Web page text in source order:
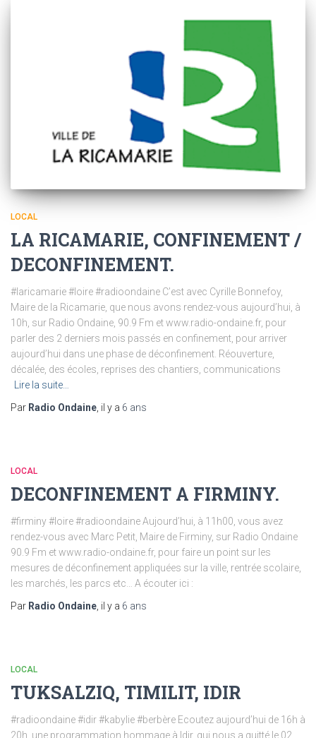
LOCAL
LA RICAMARIE, CONFINEMENT /
DECONFINEMENT.
#laricamarie #loire #radioondaine C’est avec Cyrille Bonnefoy,
Maire de la Ricamarie, que nous avons rendez-vous aujourd’hui, à
10h, sur Radio Ondaine, 90.9 Fm et www.radio-ondaine.fr, pour
parler des 2 derniers mois passés en confinement, pour arriver
aujourd’hui dans une phase de déconfinement. Réouverture,
décalée, des écoles, reprises des chantiers, communications
Lire la suite…
Par Radio Ondaine , il y a 6 ans
LOCAL
DECONFINEMENT A FIRMINY.
#firminy #loire #radioondaine Aujourd’hui, à 11h00, vous avez
rendez-vous avec Marc Petit, Maire de Firminy, sur Radio Ondaine
90.9 Fm et www.radio-ondaine.fr, pour faire un point sur les
mesures de déconfinement appliquées sur la ville, rentrée scolaire,
les marchés, les parcs etc… A écouter ici :
Par Radio Ondaine , il y a 6 ans
LOCAL
TUKSALZIQ, TIMILIT, IDIR
#radioondaine #idir #kabylie #berbère Ecoutez aujourd’hui de 16h à
20h, une programmation hommage à Idir, qui nous a quitté le 02